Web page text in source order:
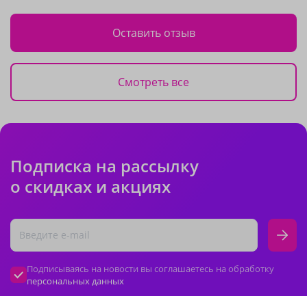
Оставить отзыв
Смотреть все
Подписка на рассылку
о скидках и акциях
Подписываясь на новости вы соглашаетесь на обработку
персональных данных